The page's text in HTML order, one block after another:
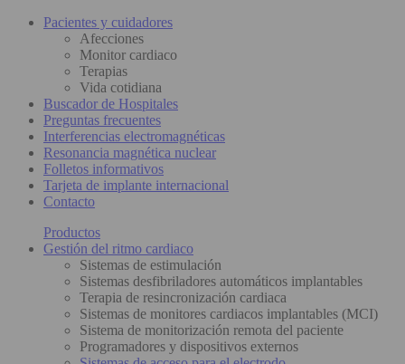
Pacientes y cuidadores
Afecciones
Monitor cardiaco
Terapias
Vida cotidiana
Buscador de Hospitales
Preguntas frecuentes
Interferencias electromagnéticas
Resonancia magnética nuclear
Folletos informativos
Tarjeta de implante internacional
Contacto
Productos
Gestión del ritmo cardiaco
Sistemas de estimulación
Sistemas desfibriladores automáticos implantables
Terapia de resincronización cardiaca
Sistemas de monitores cardiacos implantables (MCI)
Sistema de monitorización remota del paciente
Programadores y dispositivos externos